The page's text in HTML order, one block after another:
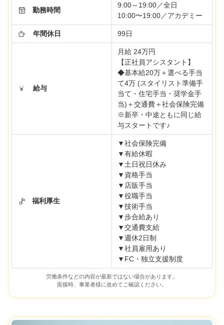
勤務時間
9:00～19:00／全日
10:00〜19:00／アカデミー
年間休日 99日
給与
月給 24万円
【正社員アシスタント】
◆基本給20万＋選べる手当
て4万 (スタイリスト準備手
当て・住宅手当・奨学金手
当)＋交通費＋社会保険完備
※新卒・中途ともに同じ給
与スタートです♪
福利厚生
▼社会保険完備
▼有給休暇
▼土日祝日休み
▼資格手当
▼店販手当
▼役職手当
▼技術手当
▼歩合給あり
▼交通費支給
▼週休2日制
▼社員雇用あり
▼FC・独立支援制度
労働条件などの内容が最新ではない場合があります。
面接時、事業者様に改めてご確認ください。